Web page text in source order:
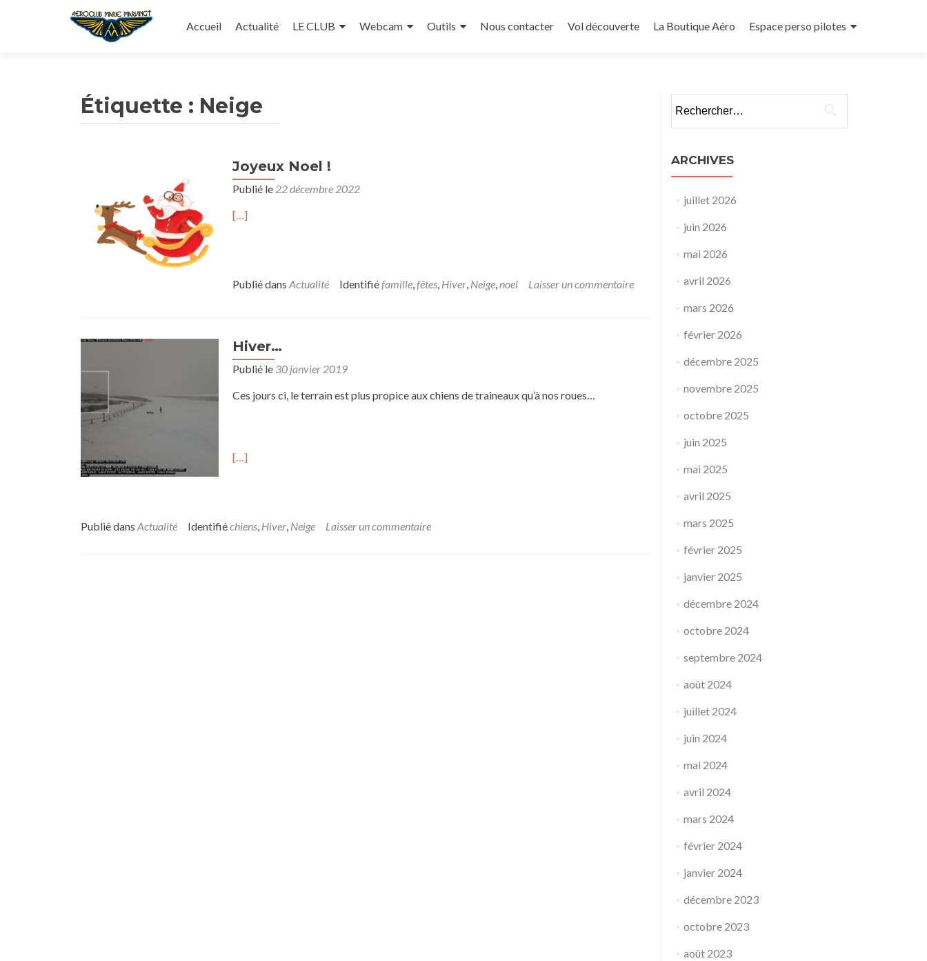
au
Accueil Actualité LE CLUB Webcam Outils Nous contacter Vol découverte La Boutique Aéro Espace perso pilotes
Étiquette : Neige
Joyeux Noel !
Publié le 22 décembre 2022
[…]
Publié dans Actualité Identifiéfamille,fêtes, Hiver, Neige,noel Laisser un commentaire
Hiver…
Publié le 30 janvier 2019
Ces jours ci, le terrain est plus propice aux chiens de traineaux qu’à nos roues…
[…]
Publié dans Actualité Identifiéchiens, Hiver, Neige Laisser un commentaire
ARCHIVES
juillet 2026
juin 2026
mai 2026
avril 2026
mars 2026
février 2026
décembre 2025
novembre 2025
octobre 2025
juin 2025
mai 2025
avril 2025
mars 2025
février 2025
janvier 2025
décembre 2024
octobre 2024
septembre 2024
août 2024
juillet 2024
juin 2024
mai 2024
avril 2024
mars 2024
février 2024
janvier 2024
décembre 2023
octobre 2023
août 2023